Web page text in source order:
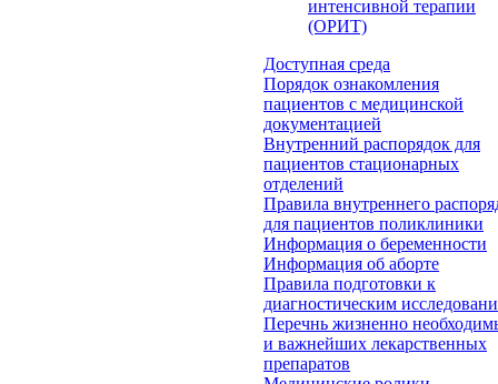
интенсивной терапии
(ОРИТ)
Доступная среда
Порядок ознакомления
пациентов с медицинской
документацией
Внутренний распорядок для
пациентов стационарных
отделений
Правила внутреннего
для пациентов поликлиники
Информация о беременности
Информация об аборте
Правила подготовки к
диагностическим
Перечнь жизненно
и важнейших лекарственных
препаратов